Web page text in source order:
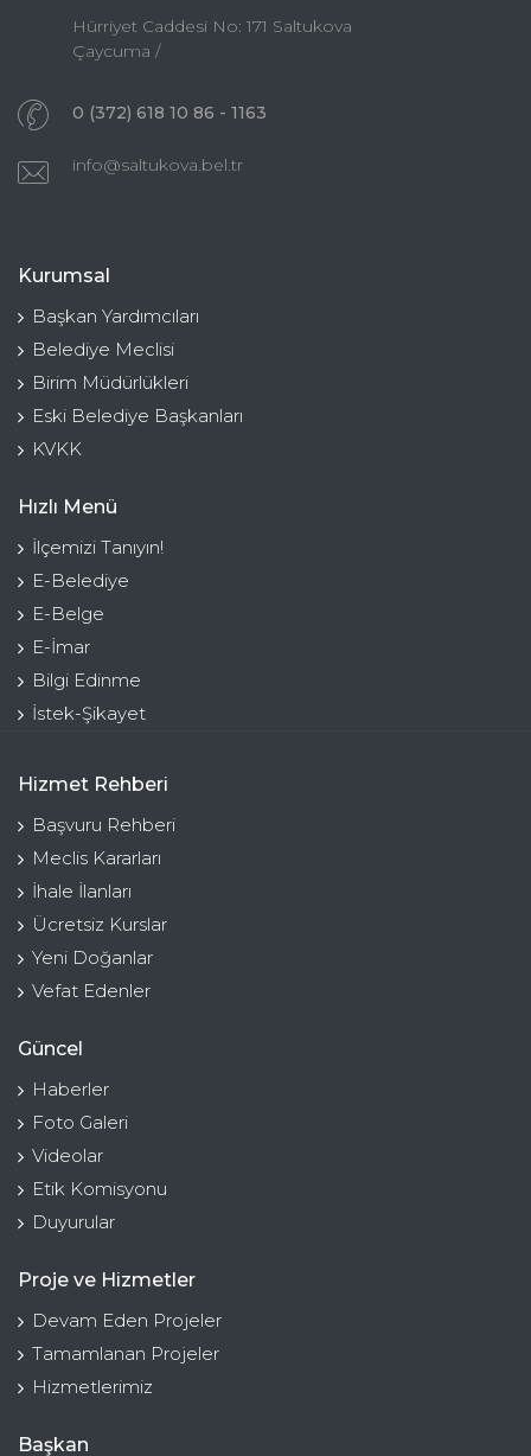
Hürriyet Caddesi No: 171 Saltukova
Çaycuma /
0 (372) 618 10 86 - 1163
info@saltukova.bel.tr
Kurumsal
Başkan Yardımcıları
Belediye Meclisi
Birim Müdürlükleri
Eski Belediye Başkanları
KVKK
Hızlı Menü
İlçemizi Tanıyın!
E-Belediye
E-Belge
E-İmar
Bilgi Edinme
İstek-Şikayet
Hizmet Rehberi
Başvuru Rehberi
Meclis Kararları
İhale İlanları
Ücretsiz Kurslar
Yeni Doğanlar
Vefat Edenler
Güncel
Haberler
Foto Galeri
Videolar
Etik Komisyonu
Duyurular
Proje ve Hizmetler
Devam Eden Projeler
Tamamlanan Projeler
Hizmetlerimiz
Başkan